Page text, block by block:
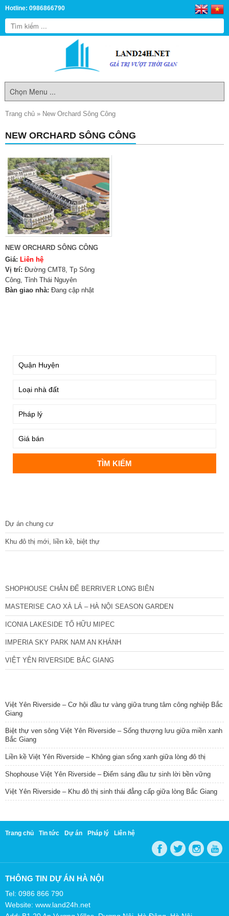
Hotline: 0986866790
Trang chủ » New Orchard Sông Công
NEW ORCHARD SÔNG CÔNG
NEW ORCHARD SÔNG CÔNG
Giá: Liên hệ
Vị trí: Đường CMT8, Tp Sông
Công, Tỉnh Thái Nguyên
Bàn giao nhà: Đang cập nhật
Dự án chung cư
Khu đô thị mới, liền kề, biệt thự
SHOPHOUSE CHÂN ĐẾ BERRIVER LONG BIÊN
MASTERISE CAO XÀ LÁ – HÀ NỘI SEASON GARDEN
ICONIA LAKESIDE TỐ HỮU MIPEC
IMPERIA SKY PARK NAM AN KHÁNH
VIỆT YÊN RIVERSIDE BẮC GIANG
Việt Yên Riverside – Cơ hội đầu tư vàng giữa trung tâm công nghiệp Bắc
Giang
Biệt thự ven sông Việt Yên Riverside – Sống thượng lưu giữa miền xanh
Bắc Giang
Liền kề Việt Yên Riverside – Không gian sống xanh giữa lòng đô thị
Shophouse Việt Yên Riverside – Điểm sáng đầu tư sinh lời bền vững
Việt Yên Riverside – Khu đô thị sinh thái đẳng cấp giữa lòng Bắc Giang
Trang chủ Tin tức Dự án Pháp lý Liên hệ
THÔNG TIN DỰ ÁN HÀ NỘI
Tel: 0986 866 790
Website: www.land24h.net